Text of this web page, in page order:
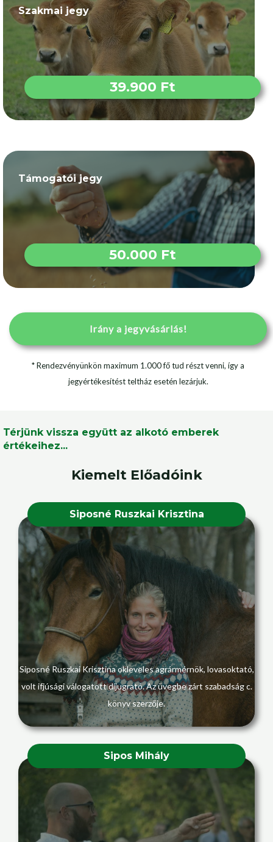
Szakmai jegy
39.900 Ft
Támogatói jegy
50.000 Ft
Irány a jegyvásárlás!
* Rendezvényünkön maximum 1.000 fő tud részt venni, így a
jegyértékesítést teltház esetén lezárjuk.
Térjünk vissza együtt az alkotó emberek
értékeihez...
Kiemelt Előadóink
Siposné Ruszkai Krisztina
Siposné Ruszkai Krisztina okleveles agrármérnök, lovasoktató,
volt ifjúsági válogatott díjugrató. Az üvegbe zárt szabadság c.
könyv szerzője.
Sipos Mihály